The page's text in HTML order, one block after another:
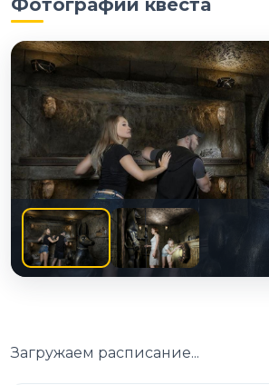
Фотографии квеста
Загружаем расписание...